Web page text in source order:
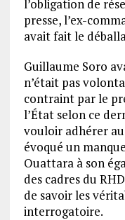
l’obligation de
presse, l’ex-
avait fait le
Guillaume Soro
n’était pas
contraint par le
l’État selon ce
vouloir adhérer
évoqué un
Ouattara à son
des cadres du
de savoir les
interrogatoire.